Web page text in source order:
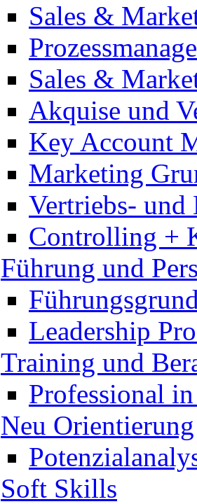
Sales &
Sales &
Akquise und
Key Account
Marketing
Vertriebs- und
Controlling +
Führung und
Leadership
Training und
Professional
Neu Orientierung
Soft Skills